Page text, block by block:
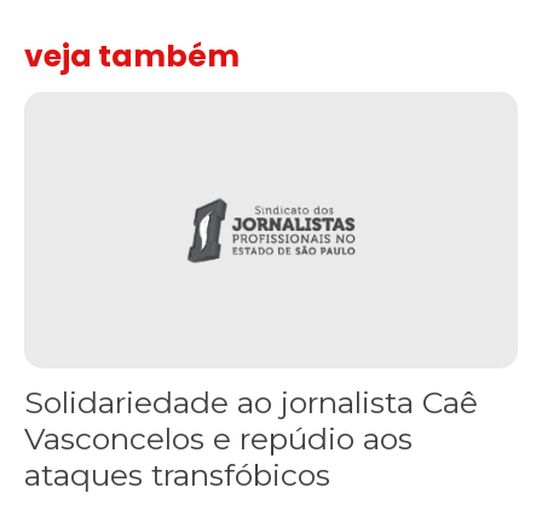
veja também
Solidariedade ao jornalista Caê
Vasconcelos e repúdio aos
ataques transfóbicos